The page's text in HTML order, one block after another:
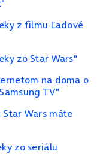
z filmu Ľadové
zo Star Wars"
na doma o
TV"
Wars máte
zo seriálu